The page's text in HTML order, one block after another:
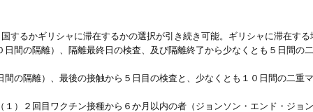
するかギリシャに滞在するかの選択が引き続き可能。ギリシャに滞在する
日間の隔離）、隔離最終日の検査、及び隔離終了から少なくとも５日間の
の隔離）、最後の接触から５日目の検査と、少なくとも１０日間の二重
）２回目ワクチン接種から６か月以内の者（ジョンソン・エンド・ジョ